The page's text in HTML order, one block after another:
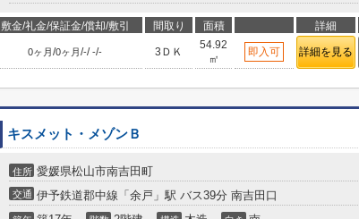
敷金/礼金/保証金/償却/敷引 間取り 面積 詳細
0ヶ月/0ヶ月/-/-/- 3ＤＫ
54.92
㎡
即入可 詳細を見る
キスメット・メゾンＢ
住所 愛媛県松山市南吉田町
交通 伊予鉄道郡中線「余戸」駅 バス39分 南吉田口